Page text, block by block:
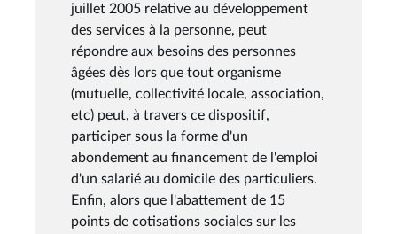
juillet 2005 relative au développement
des services à la personne, peut
répondre aux besoins des personnes
âgées dès lors que tout organisme
(mutuelle, collectivité locale, association,
etc) peut, à travers ce dispositif,
participer sous la forme d'un
abondement au financement de l'emploi
d'un salarié au domicile des particuliers.
Enfin, alors que l'abattement de 15
points de cotisations sociales sur les